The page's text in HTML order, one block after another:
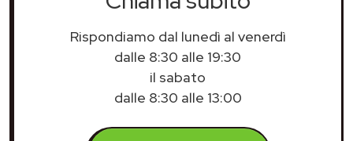
Rispondiamo dal lunedì al venerdì
dalle 8:30 alle 19:30
il sabato
dalle 8:30 alle 13:00